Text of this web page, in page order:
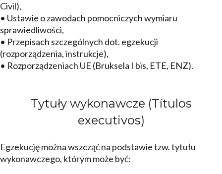
Civil),
• Ustawie o zawodach pomocniczych wymiaru
sprawiedliwości,
• Przepisach szczególnych dot. egzekucji
(rozporządzenia, instrukcje),
• Rozporządzeniach UE (Bruksela I bis, ETE, ENZ).
Tytuły wykonawcze (Títulos
executivos)
Egzekucję można wszcząć na podstawie tzw. tytułu
wykonawczego, którym może być: